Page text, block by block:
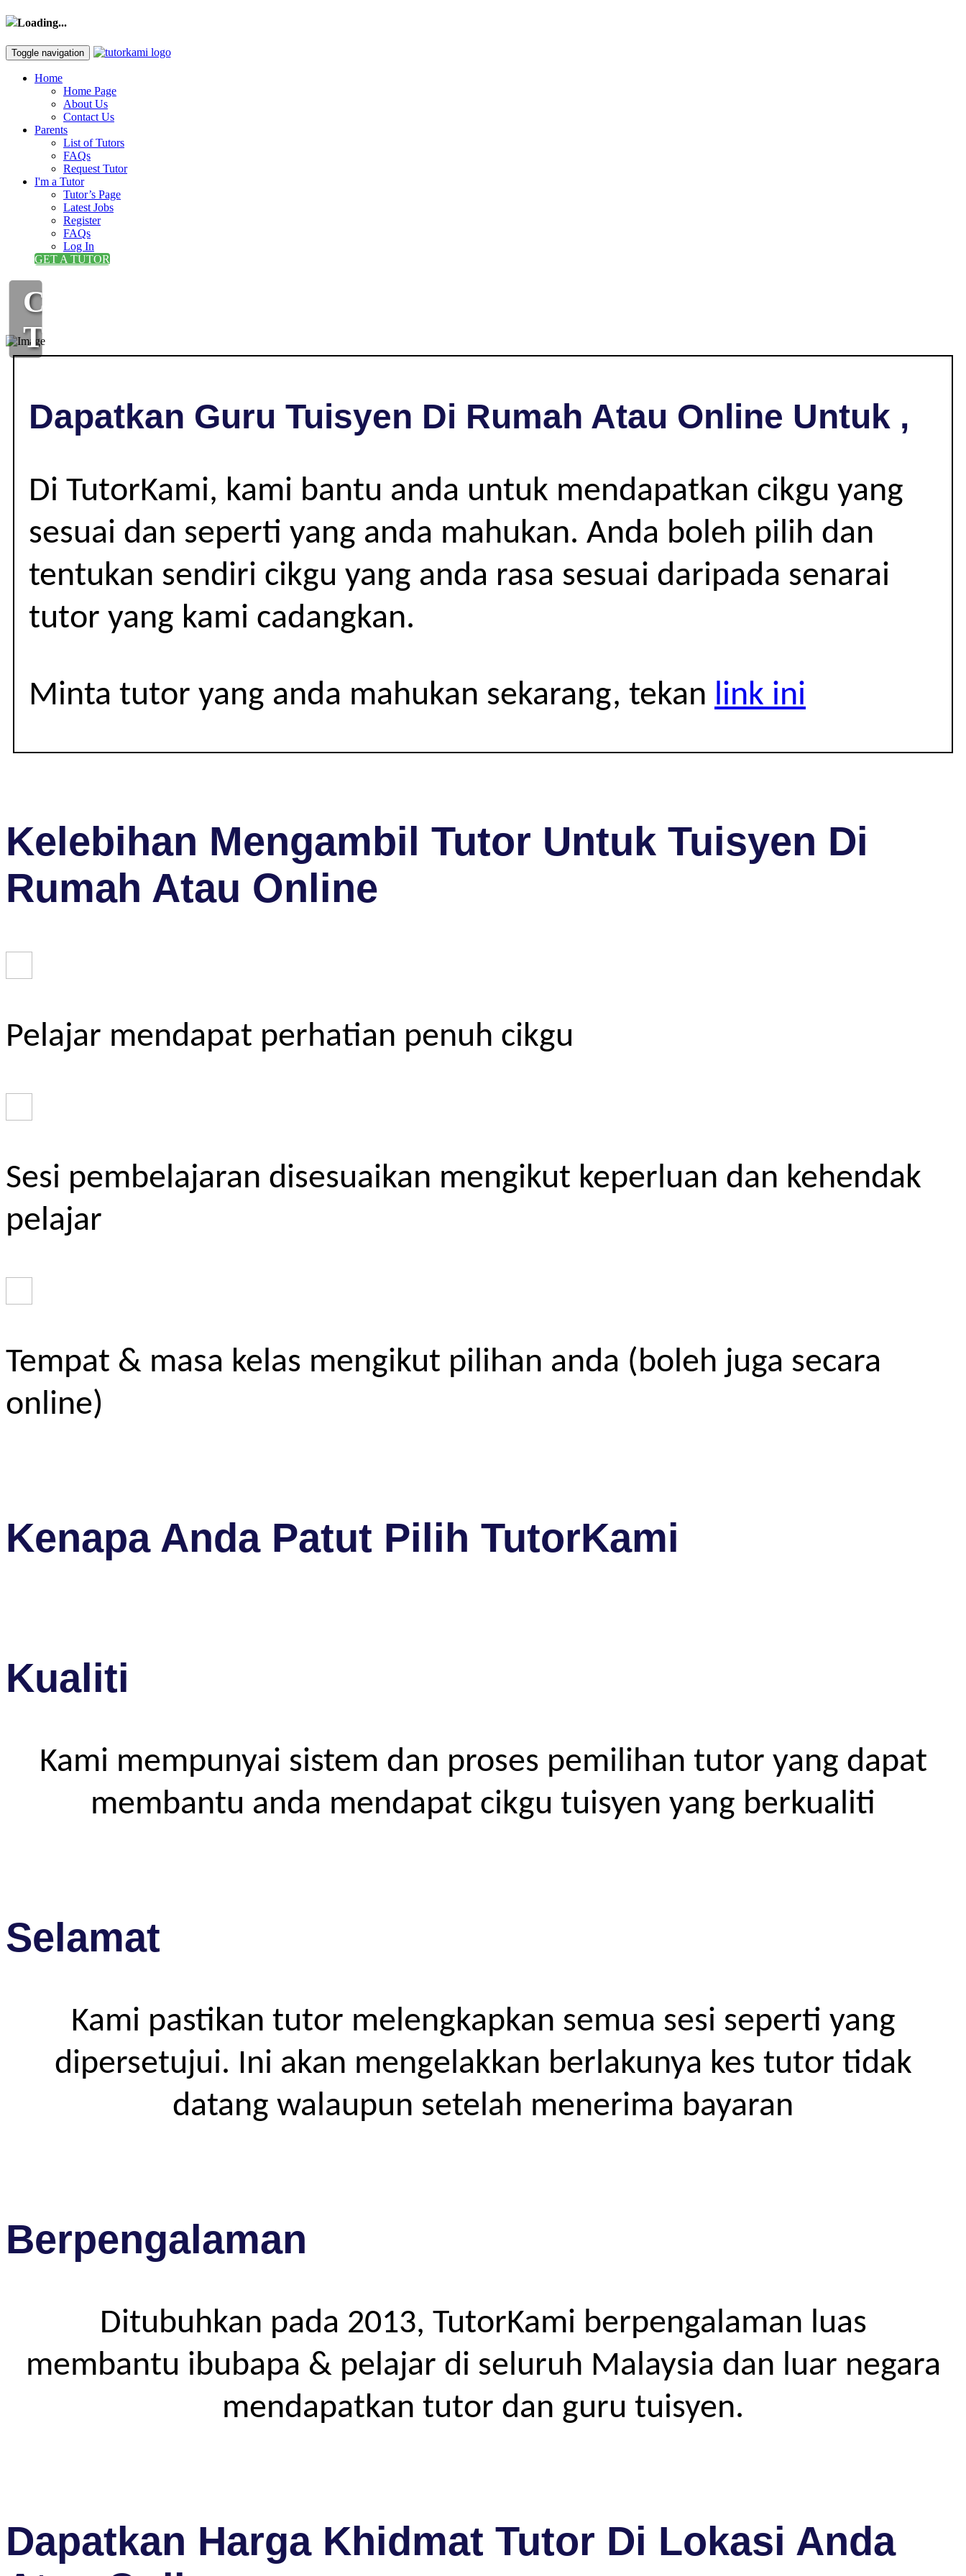
Loading...
Toggle navigation
Home
Home Page
About Us
Contact Us
Parents
List of Tutors
FAQs
Request Tutor
I'm a Tutor
Tutor’s Page
Latest Jobs
Register
FAQs
Log In
GET A TUTOR
CIKGU
TUISYEN
,Dapatkan Guru Tuisyen Di Rumah Atau Online Untuk ,
Di TutorKami, kami bantu anda untuk mendapatkan cikgu yang
sesuai dan seperti yang anda mahukan. Anda boleh pilih dan
tentukan sendiri cikgu yang anda rasa sesuai daripada senarai
tutor yang kami cadangkan.
Minta tutor yang anda mahukan sekarang, tekan link ini
Kelebihan Mengambil Tutor Untuk Tuisyen Di
Rumah Atau Online
Pelajar mendapat perhatian penuh cikgu
Sesi pembelajaran disesuaikan mengikut keperluan dan kehendak
pelajar
Tempat & masa kelas mengikut pilihan anda (boleh juga secara
online)
Kenapa Anda Patut Pilih TutorKami
Kualiti
Kami mempunyai sistem dan proses pemilihan tutor yang dapat
membantu anda mendapat cikgu tuisyen yang berkualiti
Selamat
Kami pastikan tutor melengkapkan semua sesi seperti yang
dipersetujui. Ini akan mengelakkan berlakunya kes tutor tidak
datang walaupun setelah menerima bayaran
Berpengalaman
Ditubuhkan pada 2013, TutorKami berpengalaman luas
membantu ibubapa & pelajar di seluruh Malaysia dan luar negara
mendapatkan tutor dan guru tuisyen.
Dapatkan Harga Khidmat Tutor Di Lokasi Anda